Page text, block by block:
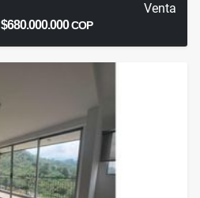
Venta
$680.000.000COP